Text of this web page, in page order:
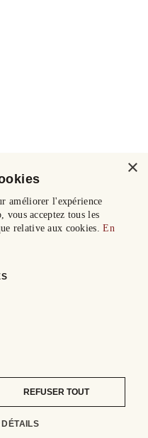
×
améliorer l'expérience
acceptez tous les
relative aux cookies.En
REFUSER TOUT